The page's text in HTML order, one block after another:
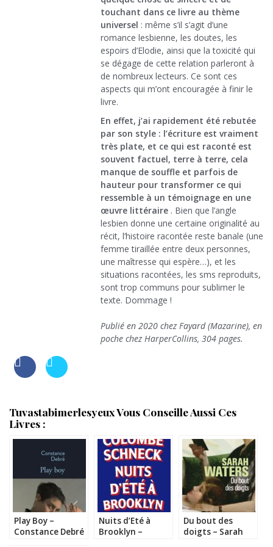
touchant dans ce livre au thème
universel : même s’il s’agit d’une
romance lesbienne, les doutes, les
espoirs d’Elodie, ainsi que la toxicité qui
se dégage de cette relation parleront à
de nombreux lecteurs. Ce sont ces
aspects qui m’ont encouragée à finir le
livre.
En effet, j’ai rapidement été rebutée
par son style : l’écriture est vraiment
très plate, et ce qui est raconté est
souvent factuel, terre à terre, cela
manque de souffle et parfois de
hauteur pour transformer ce qui
ressemble à un témoignage en une
œuvre littéraire . Bien que l’angle
lesbien donne une certaine originalité au
récit, l’histoire racontée reste banale (une
femme tiraillée entre deux personnes,
une maîtresse qui espère…), et les
situations racontées, les sms reproduits,
sont trop communs pour sublimer le
texte. Dommage !
Publié en 2020 chez Fayard (Mazarine), en
poche chez HarperCollins, 304 pages.
Tuvastabimerlesyeux Vous Conseille Aussi Ces
Livres :
Play Boy –
Constance Debré
Nuits d’Eté à
Brooklyn –
Du bout des
doigts – Sarah